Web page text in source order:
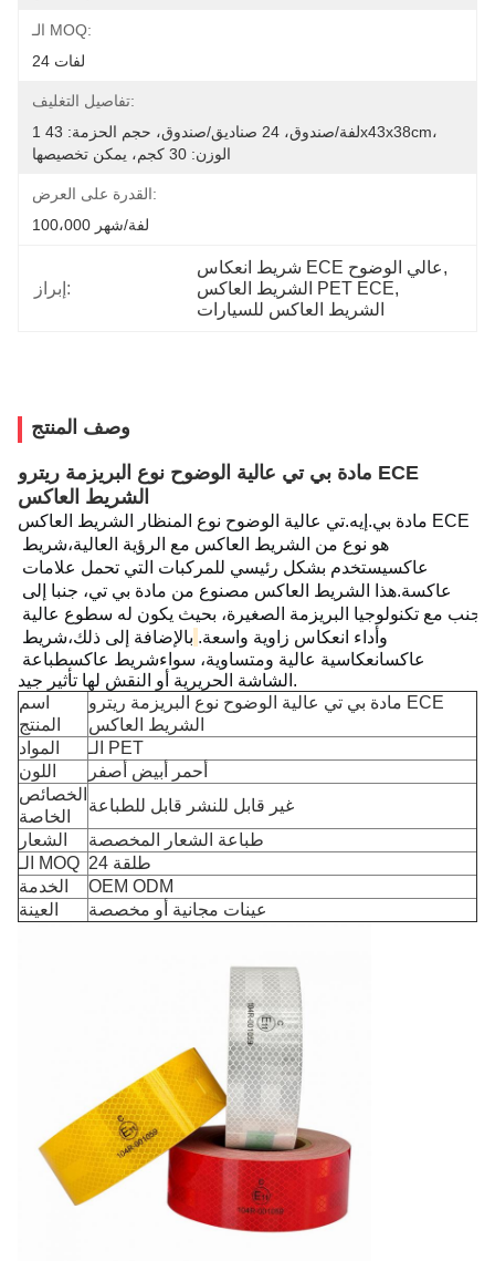
الـ MOQ:
24 لفات
تفاصيل التغليف:
1 لفة/صندوق، 24 صناديق/صندوق، حجم الحزمة: 43x43x38cm،
الوزن: 30 كجم، يمكن تخصيصها
القدرة على العرض:
100،000 لفة/شهر
إبراز:
شريط انعكاس ECE عالي الوضوح,
الشريط العاكس PET ECE,
الشريط العاكس للسيارات
وصف المنتج
مادة بي تي عالية الوضوح نوع البريزمة ريترو ECE
الشريط العاكس
مادة بي.إيه.تي عالية الوضوح نوع المنظار الشريط العاكس ECE
هو نوع من الشريط العاكس مع الرؤية العالية،
عاكس
عاكسة.
وأداء انعكاس زاوية واسعة. بالإضافة إلى ذلك،
عاكسانعكاسية عالية ومتساوية، سواءشريط عاكس
الشاشة الحريرية أو النقش لها تأثير جيد.
اسم
المنتج
مادة بي تي عالية الوضوح نوع البريزمة ريترو ECE
الشريط العاكس
المواد
الـ PET
اللون
أحمر أبيض أصفر
الخصائص
الخاصة
غير قابل للنشر قابل للطباعة
الشعار
طباعة الشعار المخصصة
الـ MOQ
24 طلقة
الخدمة
OEM ODM
العينة
عينات مجانية أو مخصصة